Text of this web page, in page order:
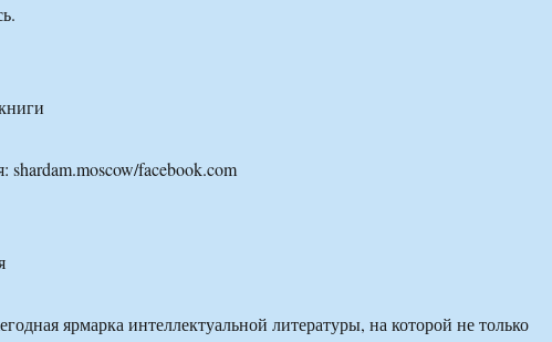
shardam.moscow/facebook.com
ярмарка интеллектуальной литературы, на которой не только